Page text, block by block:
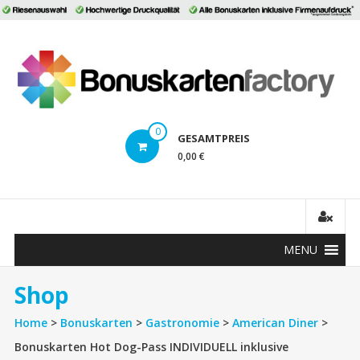
Inhalt
0 GESAMTPREIS
0,00 €
MENU
Shop
Home> Bonuskarten > Gastronomie> American Diner>
Bonuskarten Hot Dog-Pass INDIVIDUELL inklusive